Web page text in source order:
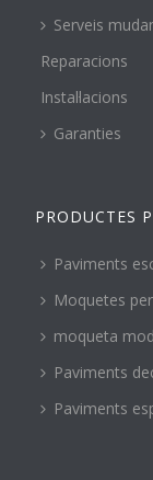
Serveis
Reparacions
Instal·lacions
Garanties
PRODUCTES
Paviments
Moquetes
moqueta
Paviments
Paviments